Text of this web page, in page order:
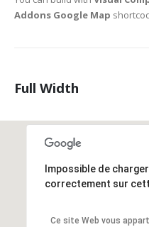
Addons Google Map
Full Width
Impossible de
correctement sur
Ce site Web vous